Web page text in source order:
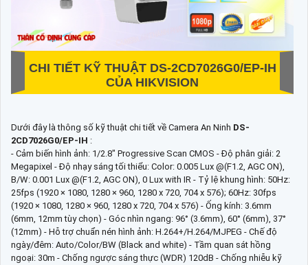
CHI TIẾT KỸ THUẬT DS-2CD7026G0/EP-IH
CỦA HIKVISION
Dưới đây là thông số kỹ thuật chi tiết về Camera An Ninh DS-
2CD7026G0/EP-IH :
- Cảm biến hình ảnh: 1/2.8" Progressive Scan CMOS - Độ phân giải: 2
Megapixel - Độ nhạy sáng tối thiểu: Color: 0.005 Lux @(F1.2, AGC ON),
B/W: 0.001 Lux @(F1.2, AGC ON), 0 Lux with IR - Tỷ lệ khung hình: 50Hz:
25fps (1920 × 1080, 1280 × 960, 1280 x 720, 704 x 576); 60Hz: 30fps
(1920 × 1080, 1280 × 960, 1280 x 720, 704 x 576) - Ống kính: 3.6mm
(6mm, 12mm tùy chọn) - Góc nhìn ngang: 96° (3.6mm), 60° (6mm), 37°
(12mm) - Hỗ trợ chuẩn nén hình ảnh: H.264+/H.264/MJPEG - Chế độ
ngày/đêm: Auto/Color/BW (Black and white) - Tầm quan sát hồng
ngoại: 30m - Chống ngược sáng thực (WDR) 120dB - Chống nhiễu kỹ